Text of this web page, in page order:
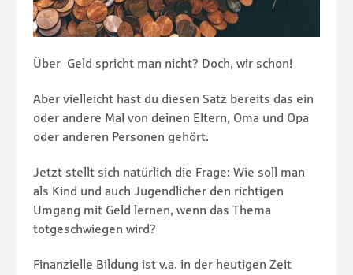
Über Geld spricht man nicht? Doch, wir schon!
Aber vielleicht hast du diesen Satz bereits das ein
oder andere Mal von deinen Eltern, Oma und Opa
oder anderen Personen gehört.
Jetzt stellt sich natürlich die Frage: Wie soll man
als Kind und auch Jugendlicher den richtigen
Umgang mit Geld lernen, wenn das Thema
totgeschwiegen wird?
Finanzielle Bildung ist v.a. in der heutigen Zeit